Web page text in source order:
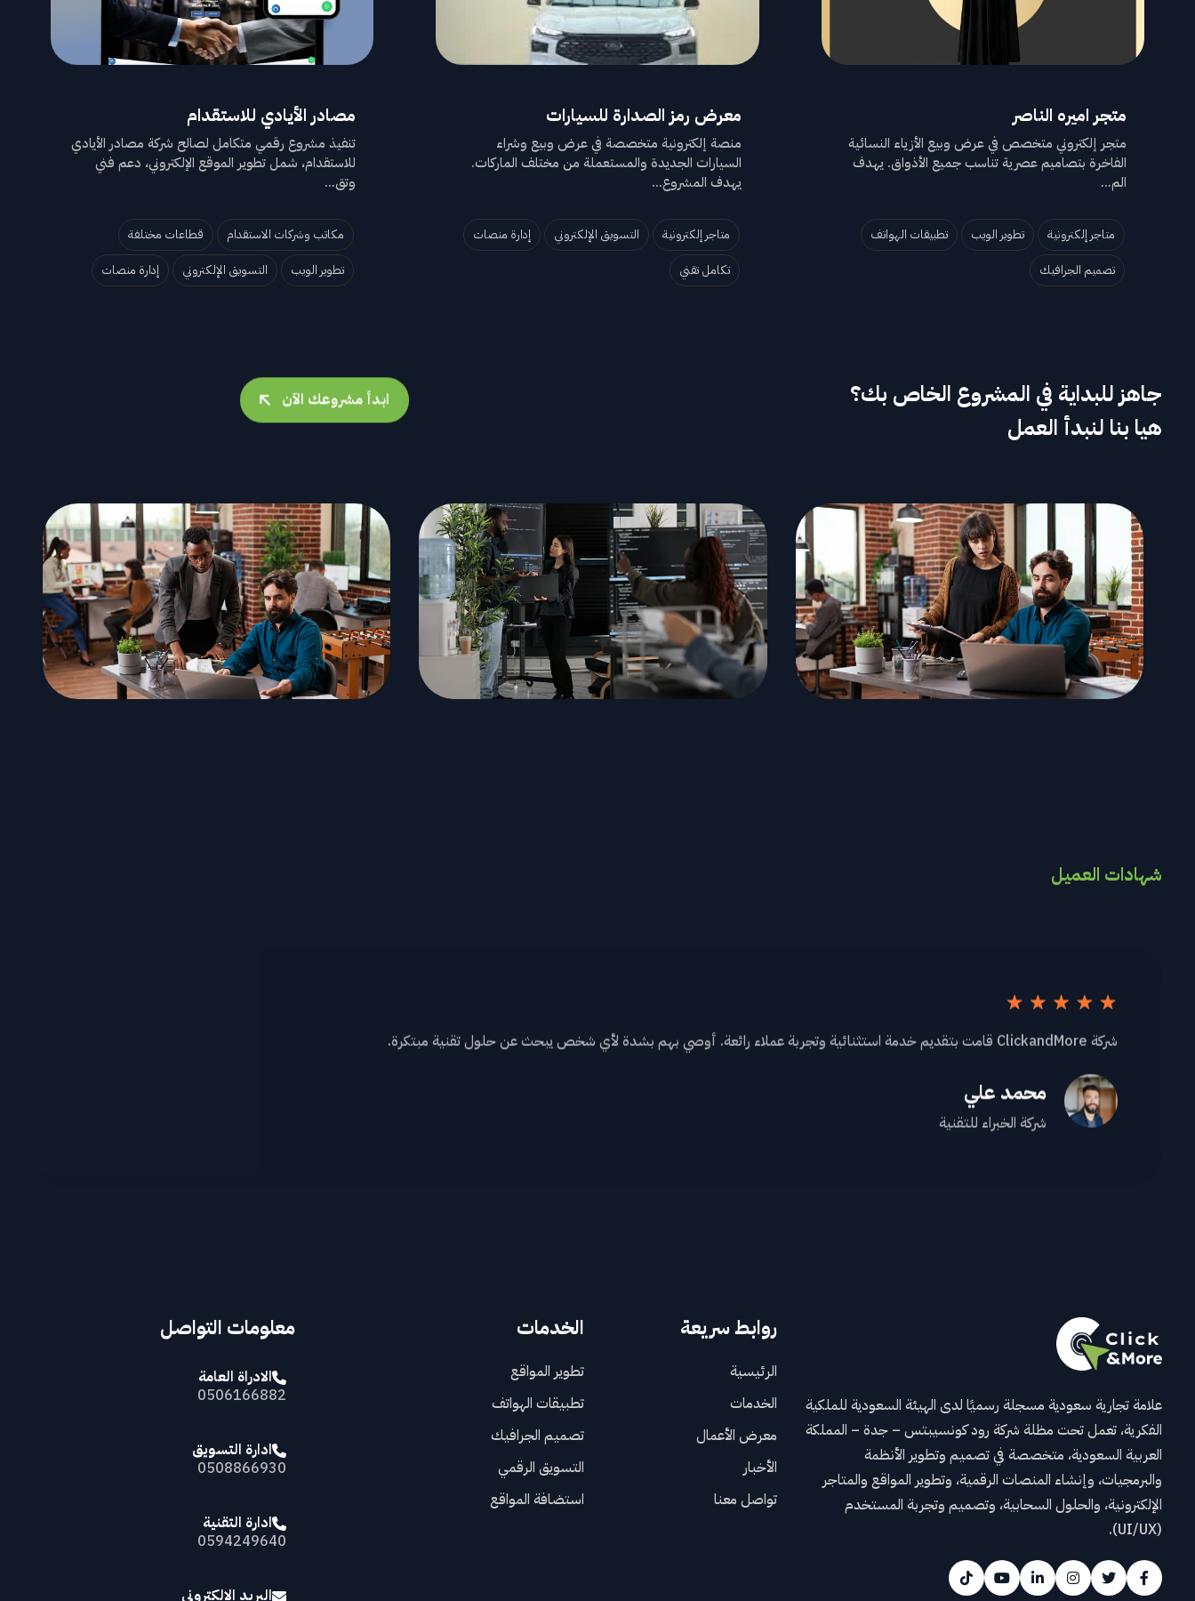
متجر اميره الناصر
متجر إلكتروني متخصص في عرض وبيع الأزياء النسائية
الفاخرة بتصاميم عصرية تناسب جميع الأذواق. يهدف
الم...
متاجر إلكترونية تطوير الويب
تطبيقات الهواتف
تصميم الجرافيك
معرض رمز الصدارة للسيارات
منصة إلكترونية متخصصة في عرض وبيع وشراء
السيارات الجديدة والمستعملة من مختلف الماركات.
يهدف المشروع...
متاجر إلكترونية التسويق الإلكتروني
إدارة منصات
تكامل تقني
مصادر الأيادي للاستقدام
تنفيذ مشروع رقمي متكامل لصالح شركة مصادر الأيادي
للاستقدام، شمل تطوير الموقع الإلكتروني، دعم فني
وتق...
مكاتب وشركات الاستقدام
قطاعات مختلفة
تطوير الويب
التسويق الإلكتروني إدارة منصات
جاهز للبداية في المشروع الخاص بك؟
هيا بنا لنبدأ العمل
ابدأ مشروعك الآن
شهادات العميل
شركة ClickandMore قامت بتقديم خدمة استثنائية وتجربة عملاء رائعة. أوصي بهم بشدة لأي شخص يبحث عن حلول تقنية مبتكرة.
محمد علي
شركة الخبراء للتقنية
علامة تجارية سعودية مسجلة رسميًا لدى الهيئة السعودية للملكية
الفكرية، تعمل تحت مظلة شركة رود كونسيبتس – جدة – المملكة
العربية السعودية، متخصصة في تصميم وتطوير الأنظمة
والبرمجيات، وإنشاء المنصات الرقمية، وتطوير المواقع والمتاجر
الإلكترونية، والحلول السحابية، وتصميم وتجربة المستخدم
(UI/UX).
روابط سريعة
الرئيسية
الخدمات
معرض الأعمال
الأخبار
تواصل معنا
الخدمات
تطوير المواقع
تطبيقات الهواتف
تصميم الجرافيك
التسويق الرقمي
استضافة المواقع
معلومات التواصل
الادراة العامة
0506166882
ادارة التسويق
0508866930
ادارة التقنية
0594249640
البريد الإلكتروني